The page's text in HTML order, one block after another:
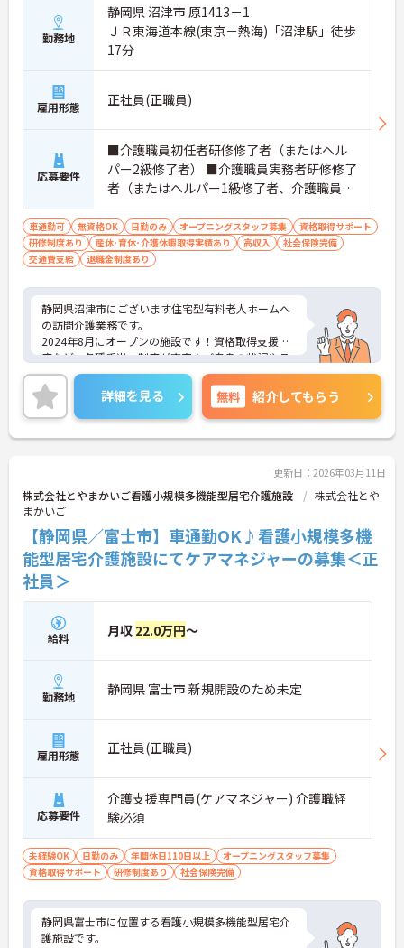
勤務地
静岡県 沼津市 原1413－1
ＪＲ東海道本線(東京－熱海)「沼津駅」徒歩
17分
雇用形態 正社員(正職員)
応募要件
■介護職員初任者研修修了者（またはヘル
パー2級修了者） ■介護職員実務者研修修了
者（またはヘルパー1級修了者、介護職員基
礎研修修了者） ■介護福祉士 ※介護資格が
ない方は、入社後に全額会社負担で介護職
員初任者研修を取得していただきます。
車通勤可 無資格OK 日勤のみ オープニングスタッフ募集
資格取得サポート
研修制度あり
産休･育休･介護休暇取得実績あり 高収入
社会保険完備
交通費支給
退職金制度あり
静岡県沼津市にございます住宅型有料老人ホームへ
の訪問介護業務です。
2024年8月にオープンの施設です！資格取得支援制
度など、各種手当・制度が充実★ご自身の状況やラ
イフステージによって働きやすい環境が整っていま
す！
マイカー通勤OKなので、通勤のストレスが少ないの
も嬉しいポイント◎
ご興味ある方には、面接対策ポイントなど、さらに
詳細を見る 無料 紹介してもらう
更新日：2026年03月11日
株式会社とやまかいご看護小規模多機能型居宅介護施設
株式会社とや
まかいご
【静岡県／富士市】車通勤OK♪看護小規模多機
能型居宅介護施設にてケアマネジャーの募集＜正
社員＞
給料 月収 22.0万円～
勤務地 静岡県 富士市 新規開設のため未定
雇用形態 正社員(正職員)
応募要件
介護支援専門員(ケアマネジャー) 介護職経
験必須
未経験OK 日勤のみ 年間休日110日以上
オープニングスタッフ募集
資格取得サポート
研修制度あり 社会保険完備
静岡県富士市に位置する看護小規模多機能型居宅介
護施設です。